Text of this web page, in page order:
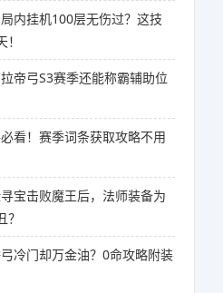
内挂机100层无伤过？这技
帝弓S3赛季还能称霸辅助位
看！赛季词条获取攻略不用
宝击败魔王后，法师装备为
？
冷门却万金油？0命攻略附装